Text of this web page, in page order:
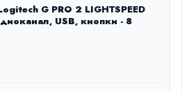
G PRO 2 LIGHTSPEED
USB, кнопки - 8